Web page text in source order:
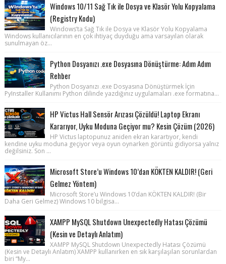
Windows 10/11 Sağ Tık ile Dosya ve Klasör Yolu Kopyalama
(Registry Kodu)
Windows’ta Sağ Tık ile Dosya ve Klasör Yolu Kopyalama
Windows kullanıcılarının en çok ihtiyaç duyduğu ama varsayılan olarak
sunulmayan öz...
Python Dosyanızı .exe Dosyasına Dönüştürme: Adım Adım
Rehber
Python Dosyanızı .exe Dosyasına Dönüştürmek İçin
PyInstaller Kullanımı Python dilinde yazdığınız uygulamaları .exe formatına...
HP Victus Hall Sensör Arızası Çözüldü! Laptop Ekranı
Kararıyor, Uyku Moduna Geçiyor mu? Kesin Çözüm (2026)
HP Victus laptopunuz aniden ekran karartıyor, kendi
kendine uyku moduna geçiyor veya oyun oynarken görüntü gidiyorsa yalnız
değilsiniz. Son ...
Microsoft Store’u Windows 10’dan KÖKTEN KALDIR! (Geri
Gelmez Yöntem)
Microsoft Store’u Windows 10’dan KÖKTEN KALDIR! (Bir
Daha Geri Gelmez) Windows 10 bilgisa...
XAMPP MySQL Shutdown Unexpectedly Hatası Çözümü
(Kesin ve Detaylı Anlatım)
XAMPP MySQL Shutdown Unexpectedly Hatası Çözümü
(Kesin ve Detaylı Anlatım) XAMPP kullanırken en sık karşılaşılan sorunlardan
biri “My...